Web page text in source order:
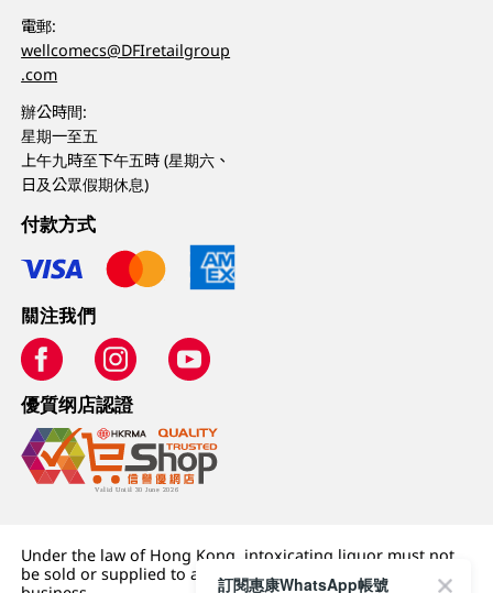
電郵:
wellcomecs@DFIretailgroup
.com
辦公時間:
星期一至五
上午九時至下午五時 (星期六、
日及公眾假期休息)
付款方式
關注我們
優質纲店認證
Under the law of Hong Kong, intoxicating liquor must not
be sold or supplied to a minor (under 18) in the course of
訂閱惠康WhatsApp帳號